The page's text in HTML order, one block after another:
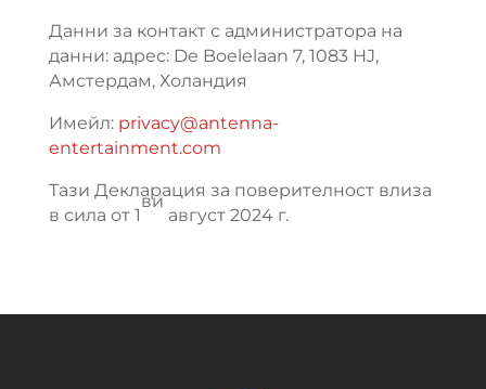
Данни за контакт с администратора на
данни: адрес: De Boelelaan 7, 1083 HJ,
Амстердам, Холандия
Имейл: privacy@antenna-
entertainment.com
Тази Декларация за поверителност влиза
в сила от 1
ви
август 2024 г.